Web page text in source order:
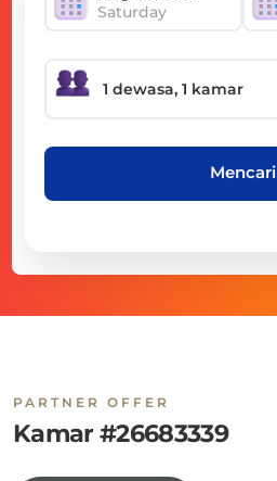
Saturday
Mencari
PARTNER OFFER
Kamar #26683339